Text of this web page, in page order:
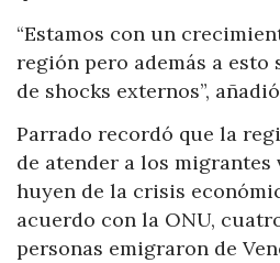
“Estamos con un
región pero además a esto
de shocks externos”,
Parrado recordó que la
de atender a los migrantes
huyen de la crisis
acuerdo con la ONU,
personas emigraron de